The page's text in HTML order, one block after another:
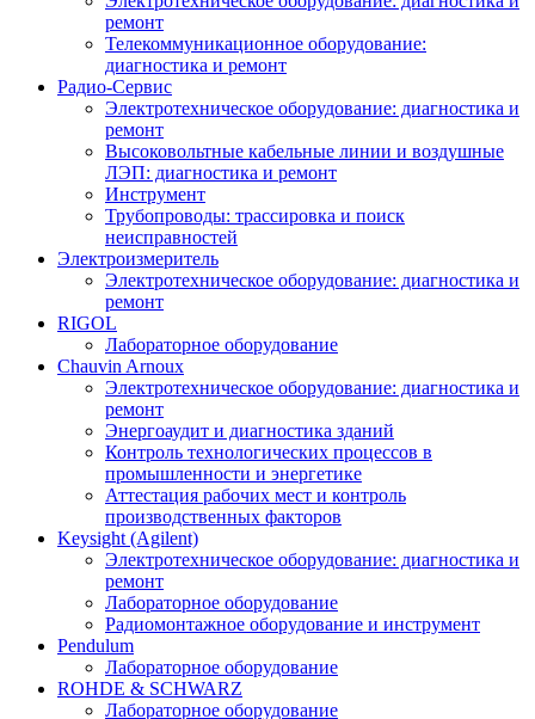
ремонт
Телекоммуникационное оборудование:
диагностика и ремонт
Радио-Cервис
Электротехническое оборудование: диагностика и
ремонт
Высоковольтные кабельные линии и воздушные
ЛЭП: диагностика и ремонт
Инструмент
Трубопроводы: трассировка и поиск
неисправностей
Электроизмеритель
Электротехническое оборудование: диагностика и
ремонт
RIGOL
Лабораторное оборудование
Chauvin Arnoux
Электротехническое оборудование: диагностика и
ремонт
Энергоаудит и диагностика зданий
Контроль технологических процессов в
промышленности и энергетике
Аттестация рабочих мест и контроль
производственных факторов
Keysight (Agilent)
Электротехническое оборудование: диагностика и
ремонт
Лабораторное оборудование
Радиомонтажное оборудование и инструмент
Pendulum
Лабораторное оборудование
ROHDE & SCHWARZ
Лабораторное оборудование